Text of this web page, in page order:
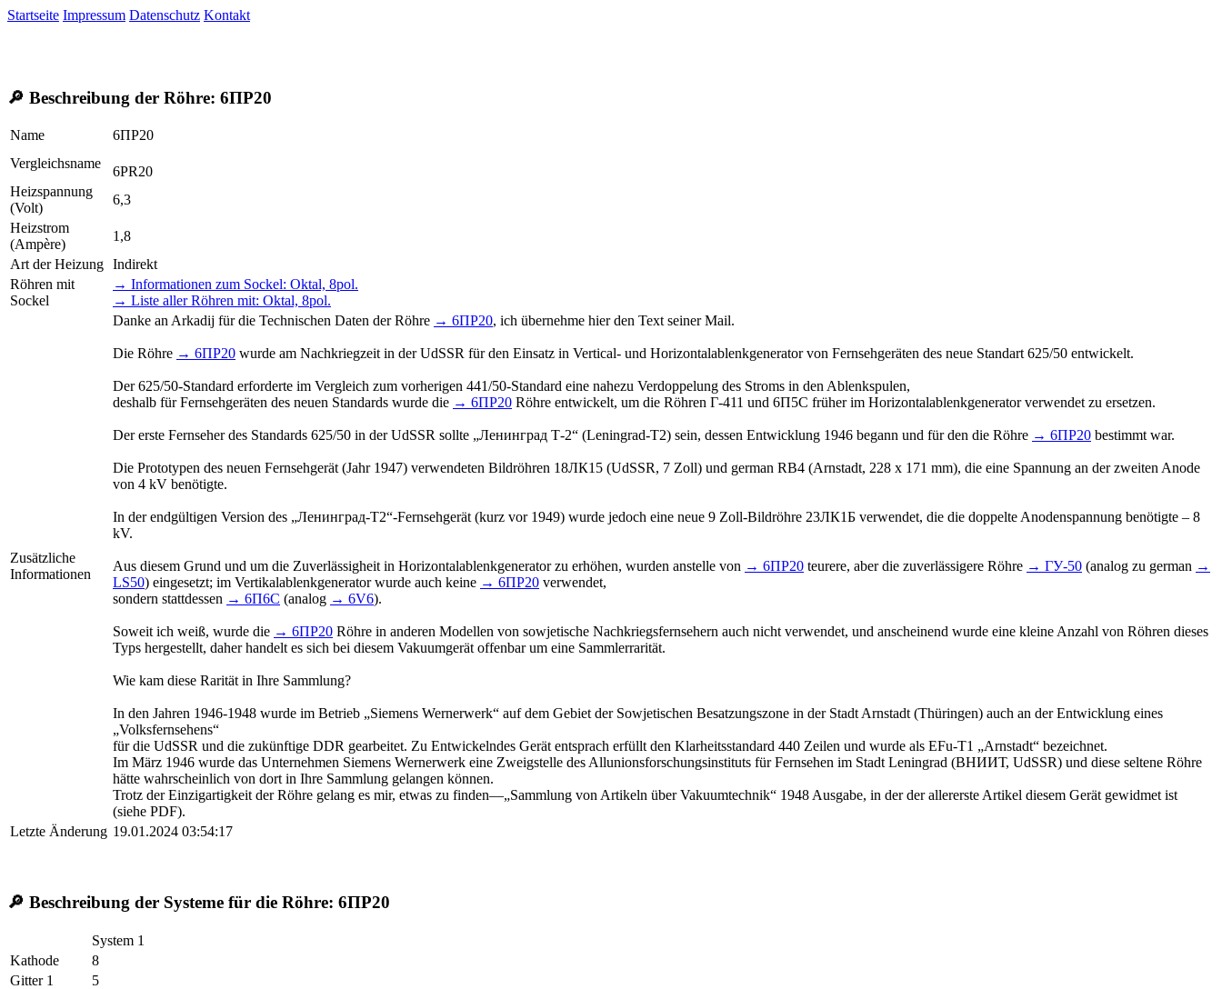
Startseite Impressum Datenschutz Kontakt
🔎 Beschreibung der Röhre: 6ПР20
Name
6ПР20
Vergleichsname
6PR20
Heizspannung
(Volt)
6,3
Heizstrom
(Ampère)
1,8
Art der Heizung Indirekt
Röhren mit
Sockel
→ Informationen zum Sockel: Oktal, 8pol.
→ Liste aller Röhren mit: Oktal, 8pol.
Zusätzliche
Informationen
Danke an Arkadij für die Technischen Daten der Röhre → 6ПР20, ich übernehme hier den Text seiner Mail.
Die Röhre → 6ПР20 wurde am Nachkriegzeit in der UdSSR für den Einsatz in Vertical- und Horizontalablenkgenerator von Fernsehgeräten des neue Standart 625/50 entwickelt.
Der 625/50-Standard erforderte im Vergleich zum vorherigen 441/50-Standard eine nahezu Verdoppelung des Stroms in den Ablenkspulen,
deshalb für Fernsehgeräten des neuen Standards wurde die → 6ПР20 Röhre entwickelt, um die Röhren Г-411 und 6П5С früher im Horizontalablenkgenerator verwendet zu ersetzen.
Der erste Fernseher des Standards 625/50 in der UdSSR sollte „Ленинград Т-2“ (Leningrad-T2) sein, dessen Entwicklung 1946 begann und für den die Röhre → 6ПР20 bestimmt war.
Die Prototypen des neuen Fernsehgerät (Jahr 1947) verwendeten Bildröhren 18ЛК15 (UdSSR, 7 Zoll) und german RB4 (Arnstadt, 228 х 171 mm), die eine Spannung an der zweiten Anode
von 4 kV benötigte.
In der endgültigen Version des „Ленинград-Т2“-Fernsehgerät (kurz vor 1949) wurde jedoch eine neue 9 Zoll-Bildröhre 23ЛК1Б verwendet, die die doppelte Anodenspannung benötigte – 8
kV.
Aus diesem Grund und um die Zuverlässigheit in Horizontalablenkgenerator zu erhöhen, wurden anstelle von → 6ПР20 teurere, aber die zuverlässigere Röhre → ГУ-50 (analog zu german →
LS50) eingesetzt; im Vertikalablenkgenerator wurde auch keine → 6ПР20 verwendet,
sondern stattdessen → 6П6С (analog → 6V6).
Soweit ich weiß, wurde die → 6ПР20 Röhre in anderen Modellen von sowjetische Nachkriegsfernsehern auch nicht verwendet, und anscheinend wurde eine kleine Anzahl von Röhren dieses
Typs hergestellt, daher handelt es sich bei diesem Vakuumgerät offenbar um eine Sammlerrarität.
Wie kam diese Rarität in Ihre Sammlung?
In den Jahren 1946-1948 wurde im Betrieb „Siemens Wernerwerk“ auf dem Gebiet der Sowjetischen Besatzungszone in der Stadt Arnstadt (Thüringen) auch an der Entwicklung eines
„Volksfernsehens“
für die UdSSR und die zukünftige DDR gearbeitet. Zu Entwickelndes Gerät entsprach erfüllt den Klarheitsstandard 440 Zeilen und wurde als EFu-T1 „Arnstadt“ bezeichnet.
Im März 1946 wurde das Unternehmen Siemens Wernerwerk eine Zweigstelle des Allunionsforschungsinstituts für Fernsehen im Stadt Leningrad (ВНИИТ, UdSSR) und diese seltene Röhre
hätte wahrscheinlich von dort in Ihre Sammlung gelangen können.
Trotz der Einzigartigkeit der Röhre gelang es mir, etwas zu finden—„Sammlung von Artikeln über Vakuumtechnik“ 1948 Ausgabe, in der der allererste Artikel diesem Gerät gewidmet ist
(siehe PDF).
Letzte Änderung 19.01.2024 03:54:17
🔎 Beschreibung der Systeme für die Röhre: 6ПР20
System 1
Kathode
8
Gitter 1
5